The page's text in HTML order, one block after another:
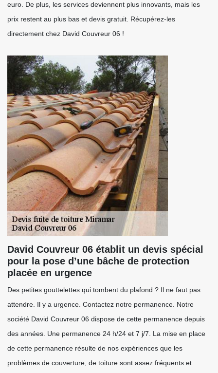
euro. De plus, les services deviennent plus innovants, mais les
prix restent au plus bas et devis gratuit. Récupérez-les
directement chez David Couvreur 06 !
David Couvreur 06 établit un devis spécial
pour la pose d’une bâche de protection
placée en urgence
Des petites gouttelettes qui tombent du plafond ? Il ne faut pas
attendre. Il y a urgence. Contactez notre permanence. Notre
société David Couvreur 06 dispose de cette permanence depuis
des années. Une permanence 24 h/24 et 7 j/7. La mise en place
de cette permanence résulte de nos expériences que les
problèmes de couverture, de toiture sont assez fréquents et